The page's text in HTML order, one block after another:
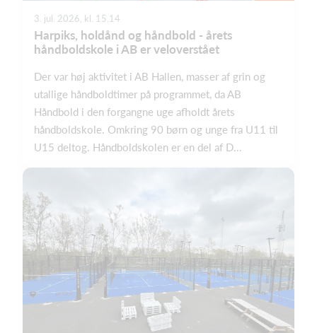
3. jul. 2026, kl. 15.14
Harpiks, holdånd og håndbold - årets
håndboldskole i AB er veloverstået
Der var høj aktivitet i AB Hallen, masser af grin og
utallige håndboldtimer på programmet, da AB
Håndbold i den forgangne uge afholdt årets
håndboldskole. Omkring 90 børn og unge fra U11 til
U15 deltog. Håndboldskolen er en del af D...